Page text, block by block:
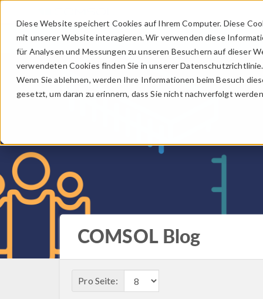
Diese Website speichert Cookies auf Ihrem Computer. Diese
mit unserer Website interagieren. Wir verwenden diese
für Analysen und Messungen zu unseren Besuchern auf dieser
verwendeten Cookies finden Sie in unserer Datenschutzrichtlinie.
Wenn Sie ablehnen, werden Ihre Informationen beim Besuch
gesetzt, um daran zu erinnern, dass Sie nicht nachverfolgt
COMSOL Blog
Pro Seite: